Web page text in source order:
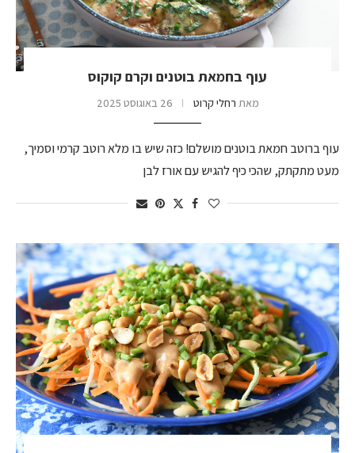
עוף בחמאת בוטנים וקרם קוקוס
מאת רחלי קרוט 26 באוגוסט 2025
עוף ברוטב חמאת בוטנים מושלם! כזה שיש בו מלא רוטב קרמי וסמיך,
מעט מתקתק, שהכי כיף להגיש עם אורז לבן